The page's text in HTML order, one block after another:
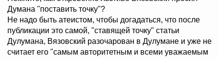
Думана "поставить точку"?
Не надо быть атеистом, чтобы догадаться, что после
публикации это самой, "ставящей точку" статьи
Дулумана, Вязовский разочарован в Дулумане и уже не
считает его "самым авторитетным и всеми уважаемым